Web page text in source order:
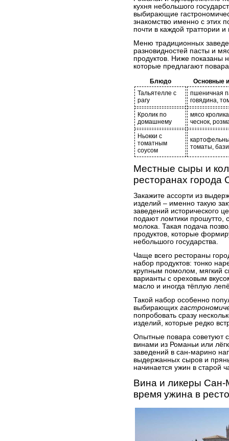
кухня небольшого
выбирающие
знакомство именно с этих
почти в каждой траттории
Меню традиционных
разновидностей пасты и
продуктов. Ниже показаны
которые предлагают
Блюдо
Основные
Тальятелле с
рагу
пшеничная
говядина,
Кролик по
домашнему
мясо
чеснок,
Ньокки с
томатным
соусом
томаты,
Местные сыры и
ресторанах города
Закажите ассорти из
изделий – именно такую
заведений исторического
подают ломтики прошутто,
молока. Такая подача
продуктов, которые
небольшого государства.
Чаще всего рестораны
набор продуктов: тонко
крупным помолом, мягкий
варианты с ореховым
масло и иногда тёплую
Такой набор особенно
выбирающих
попробовать сразу
изделий, которые редко
Опытные повара советуют
винами из Романьи или
заведений в сан-марино
выдержанных сыров и
начинается ужин в старой
Вина и ликеры Сан-
время ужина в